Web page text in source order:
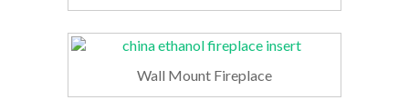
Wall Mount Fireplace